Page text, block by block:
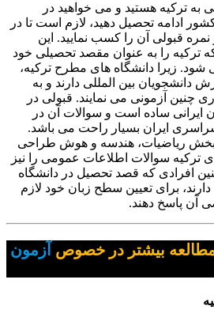
به ترکیه هستید و می خواهید در
ادامه تحصیل دهید، لازم است تا در
قبولی آن را کسب نمایید. این
ترکیه را به عنوان مقصد تحصیلی خود
شود. زیرا دانشگاه های مطرح ترکیه،
بین المللی دارند و به
چنین آزمونی می نمایند. قبولی در
ایرانی ساده است و سوالات آن در
ایران بسیار راحت می باشد.
بخش ریاضیات، هندسه و هوش طراحی
ترکیه سوالات اطلاعات عمومی را نیز
افرادی که قصد تحصیل در دانشگاه
برای تعیین سطح زبان خود لازم
آن پاسخ دهند.
بیشتر در خصوص آزمون